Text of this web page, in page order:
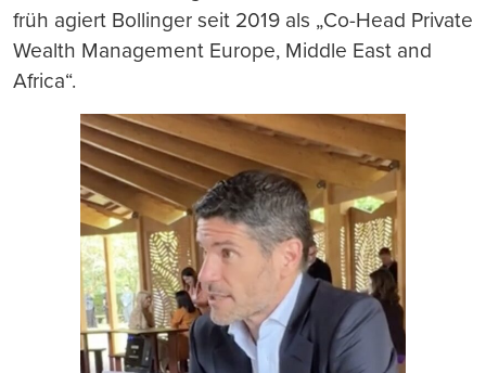
früh agiert Bollinger seit 2019 als „Co-Head Private
Wealth Management Europe, Middle East and
Africa“.